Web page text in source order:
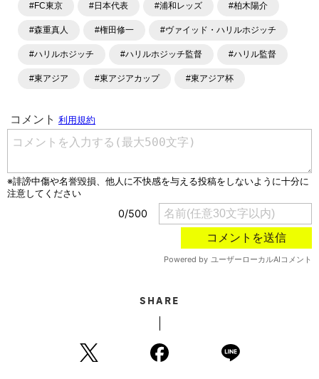
#FC東京 #日本代表 #浦和レッズ #柏木陽介
#森重真人 #権田修一 #ヴァイッド・ハリルホジッチ
#ハリルホジッチ #ハリルホジッチ監督 #ハリル監督
#東アジア #東アジアカップ #東アジア杯
SHARE